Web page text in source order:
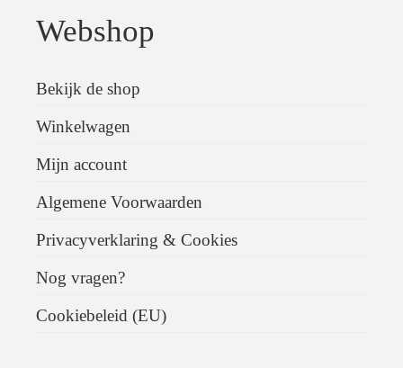
Webshop
Bekijk de shop
Winkelwagen
Mijn account
Algemene Voorwaarden
Privacyverklaring & Cookies
Nog vragen?
Cookiebeleid (EU)